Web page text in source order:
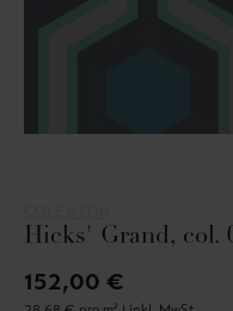
Hicks' Grand, col.
152,00 €